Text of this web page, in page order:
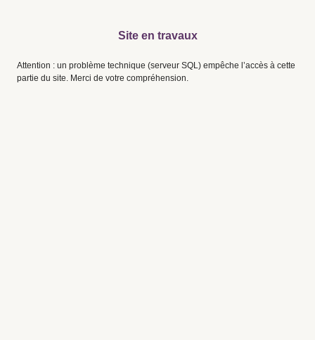
Site en travaux
Attention : un problème technique (serveur SQL) empêche l’accès à cette
partie du site. Merci de votre compréhension.